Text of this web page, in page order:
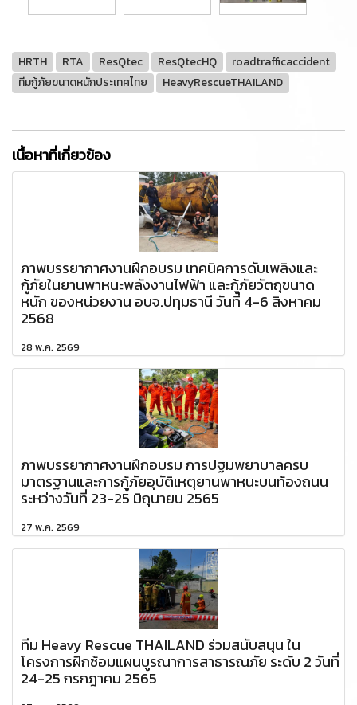
HRTH RTA ResQtec ResQtecHQ
roadtrafficaccident
ทีมกู้ภัยขนาดหนักประเทศไทย
HeavyRescueTHAILAND
เนื้อหาที่เกี่ยวข้อง
ภาพบรรยากาศงานฝึกอบรม เทคนิคการดับเพลิงและ
กู้ภัยในยานพาหนะพลังงานไฟฟ้า และกู้ภัยวัตถุขนาด
หนัก ของหน่วยงาน อบจ.ปทุมธานี วันที่ 4-6 สิงหาคม
2568
28 พ.ค. 2569
ภาพบรรยากาศงานฝึกอบรม การปฐมพยาบาลครบ
มาตรฐานและการกู้ภัยอุบัติเหตุยานพาหนะบนท้องถนน
ระหว่างวันที่ 23-25 มิถุนายน 2565
27 พ.ค. 2569
ทีม Heavy Rescue THAILAND ร่วมสนับสนุน ใน
โครงการฝึกซ้อมแผนบูรณาการสาธารณภัย ระดับ 2 วันที่
24-25 กรกฎาคม 2565